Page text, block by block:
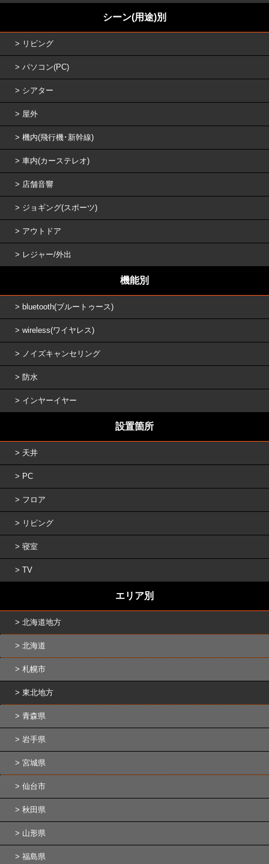
シーン(用途)別
リビング
パソコン(PC)
シアター
屋外
機内(飛行機･新幹線)
車内(カーステレオ)
店舗音響
ジョギング(スポーツ)
アウトドア
レジャー/外出
機能別
bluetooth(ブルートゥース)
wireless(ワイヤレス)
ノイズキャンセリング
防水
インヤーイヤー
設置箇所
天井
PC
フロア
リビング
寝室
TV
エリア別
北海道地方
北海道
札幌市
東北地方
青森県
岩手県
宮城県
仙台市
秋田県
山形県
福島県